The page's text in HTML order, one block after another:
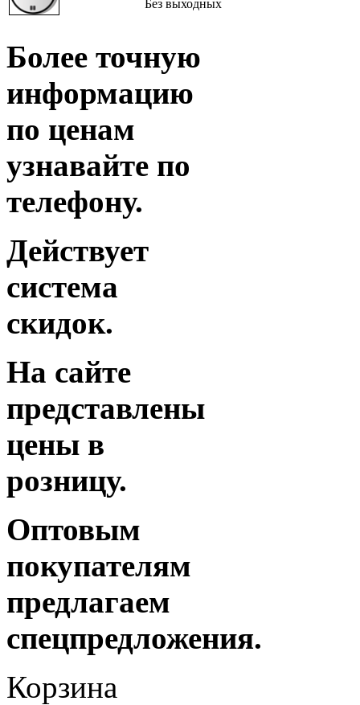
Без выходных
Более точную
информацию
по ценам
узнавайте по
телефону.
Действует
система
скидок.
На сайте
представлены
цены в
розницу.
Оптовым
покупателям
предлагаем
спецпредложения.
Корзина